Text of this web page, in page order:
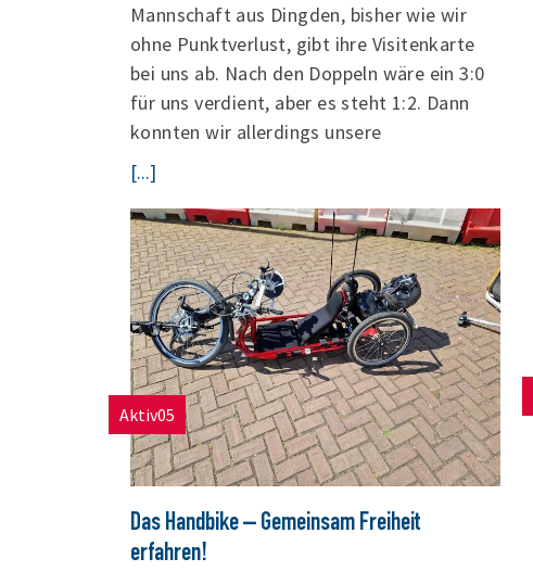
Mannschaft aus Dingden, bisher wie wir
ohne Punktverlust, gibt ihre Visitenkarte
bei uns ab. Nach den Doppeln wäre ein 3:0
für uns verdient, aber es steht 1:2. Dann
konnten wir allerdings unsere
[...]
Aktiv05
Das Handbike – Gemeinsam Freiheit
erfahren!